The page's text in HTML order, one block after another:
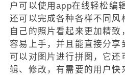
户可以使用app在线轻松编
还可以完成各种各样不同风
自己的照片看起来更加精致
容易上手，并且能直接分享
可以对图片进行拼图，它还
辑、修改，有需要的用户快